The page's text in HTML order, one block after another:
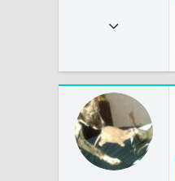
Пушкино
Мои зверушки